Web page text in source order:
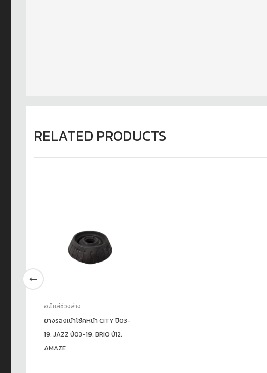
RELATED PRODUCTS
อะไหล่ช่วงล่าง
ยางรองเบ้าโช้คหน้า CITY ปี03-
19, JAZZ ปี03-19, BRIO ปี12,
AMAZE